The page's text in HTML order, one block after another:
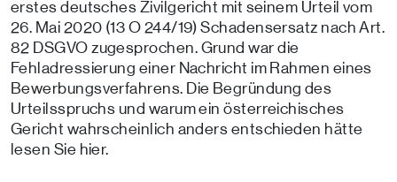
erstes deutsches Zivilgericht mit seinem Urteil vom
26. Mai 2020 (13 O 244/19) Schadensersatz nach Art.
82 DSGVO zugesprochen. Grund war die
Fehladressierung einer Nachricht im Rahmen eines
Bewerbungsverfahrens. Die Begründung des
Urteilsspruchs und warum ein österreichisches
Gericht wahrscheinlich anders entschieden hätte
lesen Sie hier.